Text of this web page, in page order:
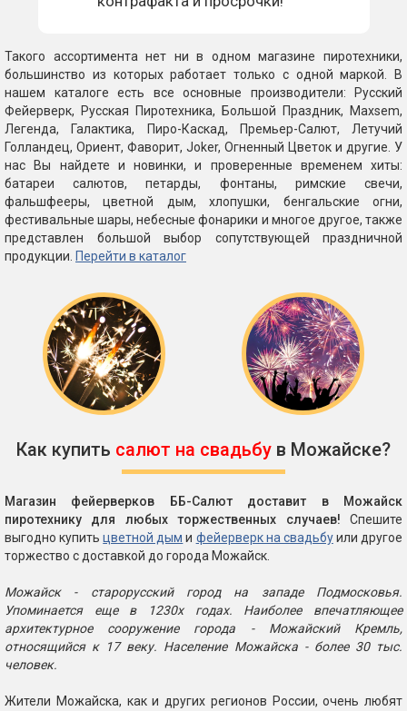
Такого ассортимента нет ни в одном магазине пиротехники,
большинство из которых работает только с одной маркой. В
нашем каталоге есть все основные производители: Русский
Фейерверк, Русская Пиротехника, Большой Праздник, Maxsem,
Легенда, Галактика, Пиро-Каскад, Премьер-Салют, Летучий
Голландец, Ориент, Фаворит, Joker, Огненный Цветок и другие. У
нас Вы найдете и новинки, и проверенные временем хиты:
батареи салютов, петарды, фонтаны, римские свечи,
фальшфееры, цветной дым, хлопушки, бенгальские огни,
фестивальные шары, небесные фонарики и многое другое, также
представлен большой выбор сопутствующей праздничной
продукции. Перейти в каталог
Как купить салют на свадьбу в Можайске?
Магазин фейерверков ББ-Салют доставит в Можайск
пиротехнику для любых торжественных случаев! Спешите
выгодно купитьцветной дым и фейерверк на свадьбуили другое
торжество с доставкой до города Можайск.
Можайск - старорусский город на западе Подмосковья.
Упоминается еще в 1230х годах. Наиболее впечатляющее
архитектурное сооружение города - Можайский Кремль,
относящийся к 17 веку. Население Можайска - более 30 тыс.
человек.
Жители Можайска, как и других регионов России, очень любят